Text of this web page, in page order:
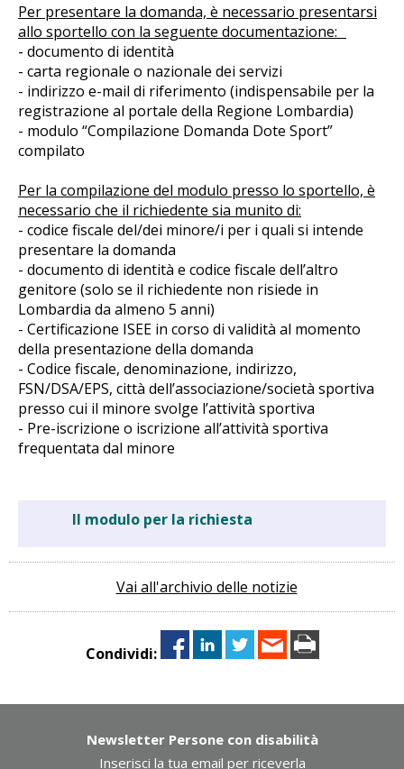
Per presentare la domanda, è necessario presentarsi
allo sportello con la seguente documentazione:
- documento di identità
- carta regionale o nazionale dei servizi
- indirizzo e-mail di riferimento (indispensabile per la
registrazione al portale della Regione Lombardia)
- modulo “Compilazione Domanda Dote Sport”
compilato
Per la compilazione del modulo presso lo sportello, è
necessario che il richiedente sia munito di:
- codice fiscale del/dei minore/i per i quali si intende
presentare la domanda
- documento di identità e codice fiscale dell’altro
genitore (solo se il richiedente non risiede in
Lombardia da almeno 5 anni)
- Certificazione ISEE in corso di validità al momento
della presentazione della domanda
- Codice fiscale, denominazione, indirizzo,
FSN/DSA/EPS, città dell’associazione/società sportiva
presso cui il minore svolge l’attività sportiva
- Pre-iscrizione o iscrizione all’attività sportiva
frequentata dal minore
Il modulo per la richiesta
Vai all'archivio delle notizie
Condividi:
Newsletter Persone con disabilità
Inserisci la tua email per riceverla